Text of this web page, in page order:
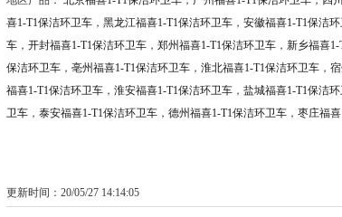
喜1-T1保洁环卫车 ， 黑龙江福喜1-T1保洁环卫车 ， 安徽福喜1-T1保洁
车 ， 开封福喜1-T1保洁环卫车 ， 郑州福喜1-T1保洁环卫车 ， 新乡福喜
保洁环卫车 ， 亳州福喜1-T1保洁环卫车 ， 淮北福喜1-T1保洁环卫车 ，
福喜1-T1保洁环卫车 ， 淮安福喜1-T1保洁环卫车 ， 盐城福喜1-T1保洁
卫车 ， 泰安福喜1-T1保洁环卫车 ， 德州福喜1-T1保洁环卫车 ， 枣庄福
更新时间：20/05/27 14:14:05